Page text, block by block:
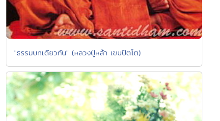
"ธรรมบทเดียวกัน" (หลวงปู่หล้า เขมปัตโต)